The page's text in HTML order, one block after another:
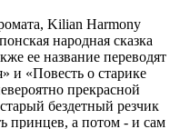
Kilian Harmony
народная сказка
ее название переводят
и «Повесть о старике
прекрасной
бездетный резчик
принцев, а потом - и сам